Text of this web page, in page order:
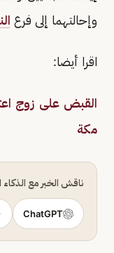
وإحالتهما إلى فرع
اقرا أيضا:
القبض على زوج
مكة
ناقش الخبر مع
ChatGPT